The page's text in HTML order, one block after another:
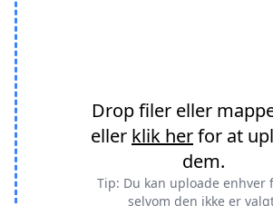
Drop filer eller
eller klik herfor at
dem.
Tip: Du kan uploade enhver
selvom den ikke er